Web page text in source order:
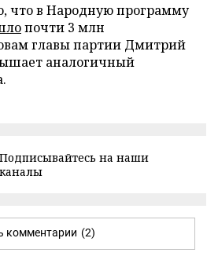
что в Народную программу
почти 3 млн
главы партии Дмитрий
аналогичный
Подписывайтесь на наши
каналы
комментарии (2)